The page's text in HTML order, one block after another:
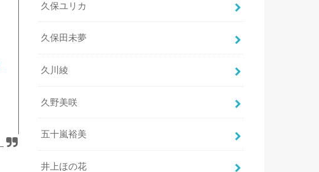
久保ユリカ
久保田未夢
久川綾
久野美咲
五十嵐裕美
井上ほの花